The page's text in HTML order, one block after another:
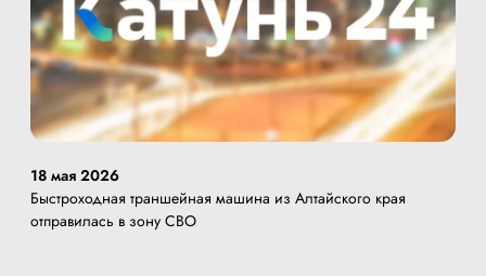
18 мая 2026
Быстроходная траншейная машина из Алтайского края
отправилась в зону СВО